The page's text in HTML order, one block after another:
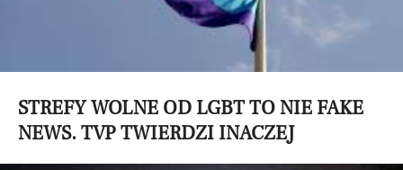
STREFY WOLNE OD LGBT TO NIE FAKE
NEWS. TVP TWIERDZI INACZEJ